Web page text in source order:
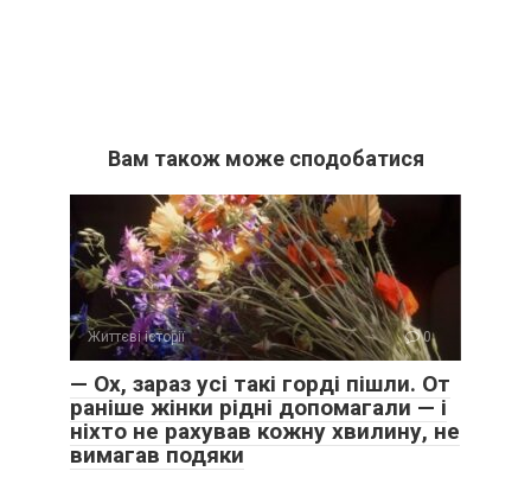
Вам також може сподобатися
Життєві історії 0
— Ох, зараз усі такі горді пішли. От
раніше жінки рідні допомагали — і
ніхто не рахував кожну хвилину, не
вимагав подяки